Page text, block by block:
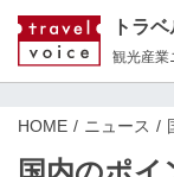
トラ
観光産業
HOME ニュース